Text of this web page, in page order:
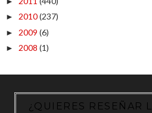
► 2010(237)
► 2009 (6)
► 2008 (1)
¿QUIERES RESEÑAR